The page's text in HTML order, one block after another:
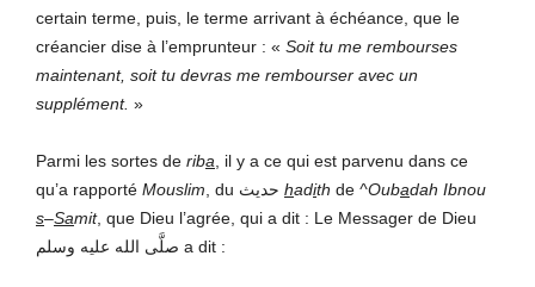
certain terme, puis, le terme arrivant à échéance, que le
créancier dise à l’emprunteur : « Soit tu me rembourses
maintenant, soit tu devras me rembourser avec un
supplément. »
Parmi les sortes de riba , il y a ce qui est parvenu dans ce
qu’a rapporté Mouslim , du حديث hadith de ^Oubadah Ibnou
s–Samit, que Dieu l’agrée, qui a dit : Le Messager de Dieu
صلَّى الله عليه وسلم a dit :